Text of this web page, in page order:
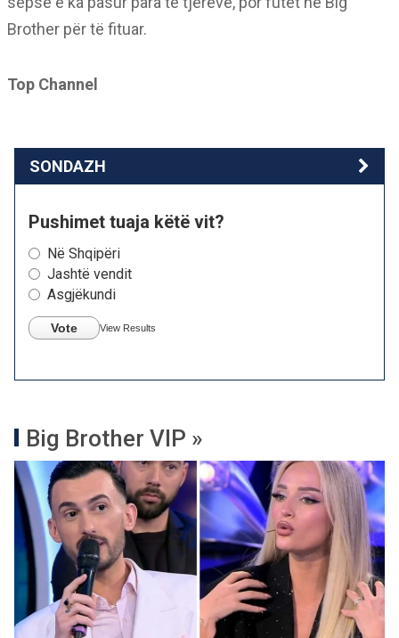
Brother për të fituar.
Top Channel
SONDAZH
Pushimet tuaja këtë vit?
Në Shqipëri
Jashtë vendit
Asgjëkundi
Vote View Results
Big Brother VIP »